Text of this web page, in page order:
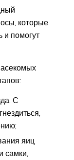
которые
и помогут
С
яиц
самки,